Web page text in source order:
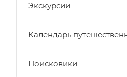
Экскурсии
Календарь
Поисковики